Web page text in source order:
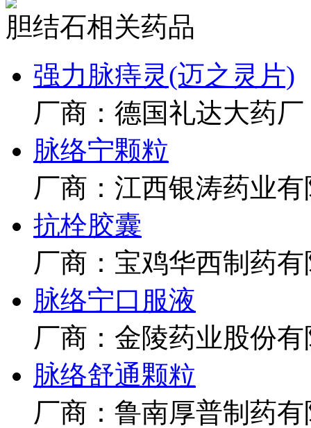
胆结石相关药品
强力脉痔灵(迈之灵片)
厂商：德国礼达大药厂
脉络宁颗粒
厂商：江西银涛药业
抗栓胶囊
厂商：宝鸡华西制药
脉络宁口服液
厂商：金陵药业股份
脉络舒通颗粒
厂商：鲁南厚普制药